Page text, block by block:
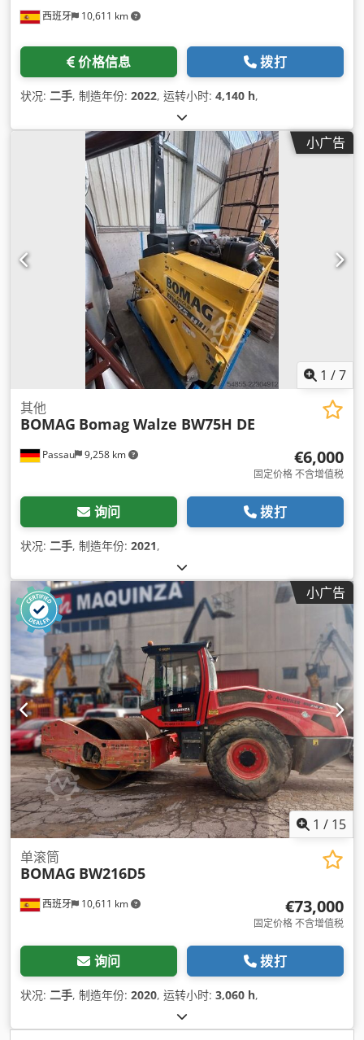
西班牙 10,611 km
价格信息 拨打
状况: 二手, 制造年份: 2022, 运转小时: 4,140 h,
小广告
1 /7
Passau 9,258 km
其他
BOMAG Bomag Walze BW75H DE
€6,000
固定价格 不含增值税
询问 拨打
状况: 二手, 制造年份: 2021,
小广告
1 / 15
西班牙 10,611 km
单滚筒
BOMAG BW216D5
€73,000
固定价格 不含增值税
询问 拨打
状况: 二手, 制造年份: 2020, 运转小时: 3,060 h,